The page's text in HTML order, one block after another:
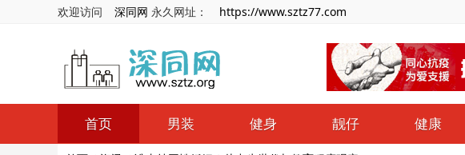
欢迎访问 深同网 永久网址： https://www.sztz77.com
首页 男装 健身 靓仔 健康